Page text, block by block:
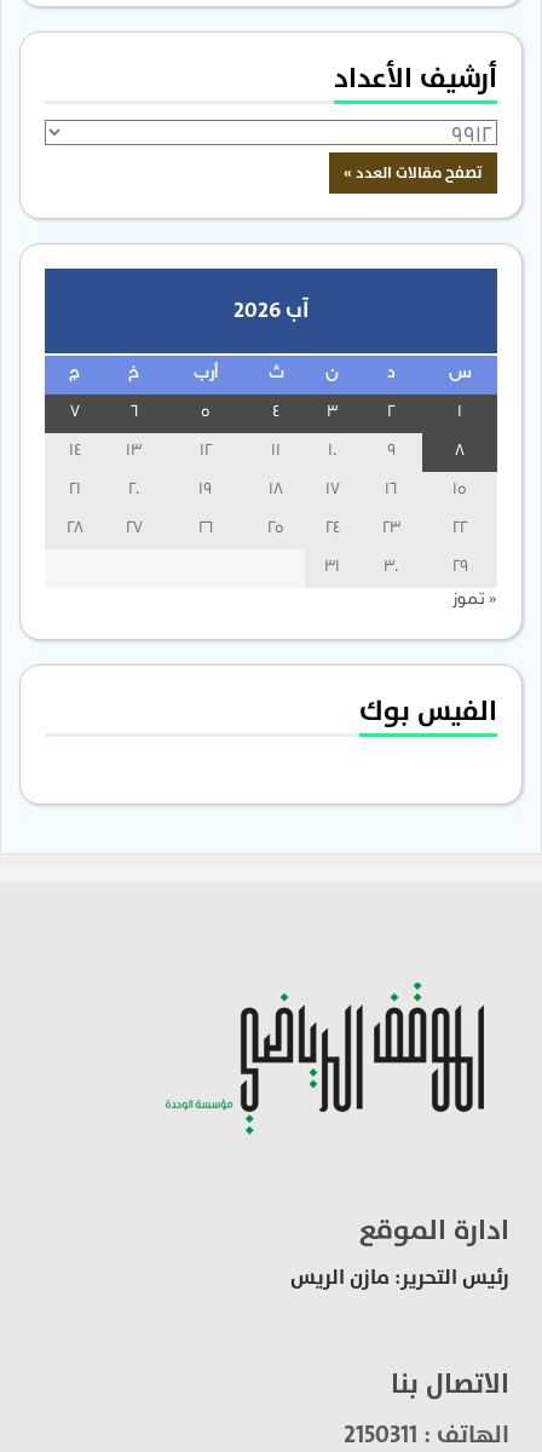
أرشيف الأعداد
آب 2026
س ن ث أرب خ ج
3
13
14
15
16
17
18
19
20
21
22
23
24
25
26
27
28
29
30
31
« تموز
الفيس بوك
ادارة الموقع
رئيس التحرير: مازن الريس
الاتصال بنا
الهاتف : 2150311